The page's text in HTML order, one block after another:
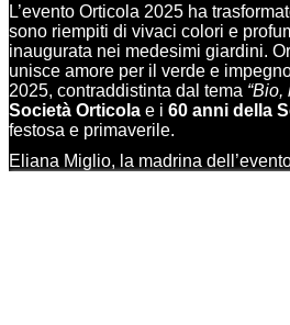
L’evento Orticola 2025 ha
sono riempiti di vivaci colori e
inaugurata nei medesimi giardini.
unisce amore per il verde e
2025, contraddistinta dal tema “Bio,
Società Orticola e i 60 anni della
festosa e primaverile.
Eliana Miglio, la madrina